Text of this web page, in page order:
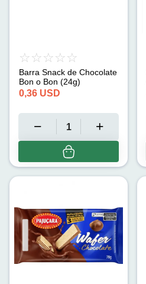
Barra Snack de Chocolate
Bon o Bon (24g)
0,36 USD